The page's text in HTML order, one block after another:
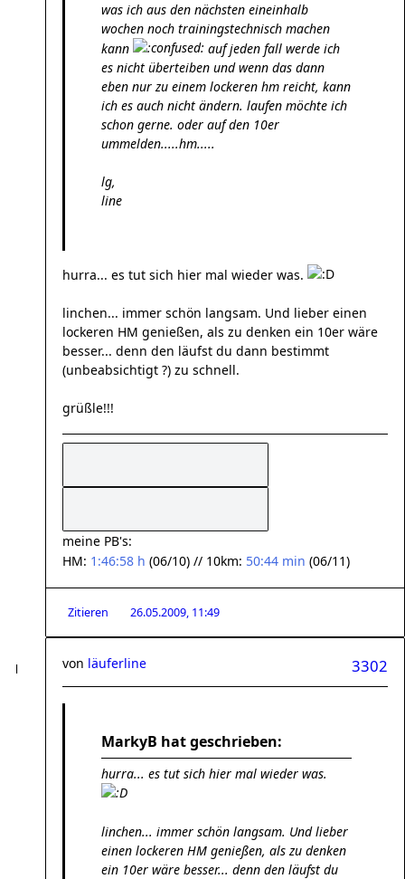
was ich aus den nächsten eineinhalb
wochen noch trainingstechnisch machen
kann
auf jeden fall werde ich
es nicht überteiben und wenn das dann
eben nur zu einem lockeren hm reicht, kann
ich es auch nicht ändern. laufen möchte ich
schon gerne. oder auf den 10er
ummelden.....hm.....
lg,
line
hurra... es tut sich hier mal wieder was.
linchen... immer schön langsam. Und lieber einen
lockeren HM genießen, als zu denken ein 10er wäre
besser... denn den läufst du dann bestimmt
(unbeabsichtigt ?) zu schnell.
grüßle!!!
meine PB's:
HM: 1:46:58 h (06/10) // 10km: 50:44 min (06/11)
Zitieren 26.05.2009, 11:49
3302
von läuferline
MarkyB hat geschrieben:
hurra... es tut sich hier mal wieder was.
linchen... immer schön langsam. Und lieber
einen lockeren HM genießen, als zu denken
ein 10er wäre besser... denn den läufst du